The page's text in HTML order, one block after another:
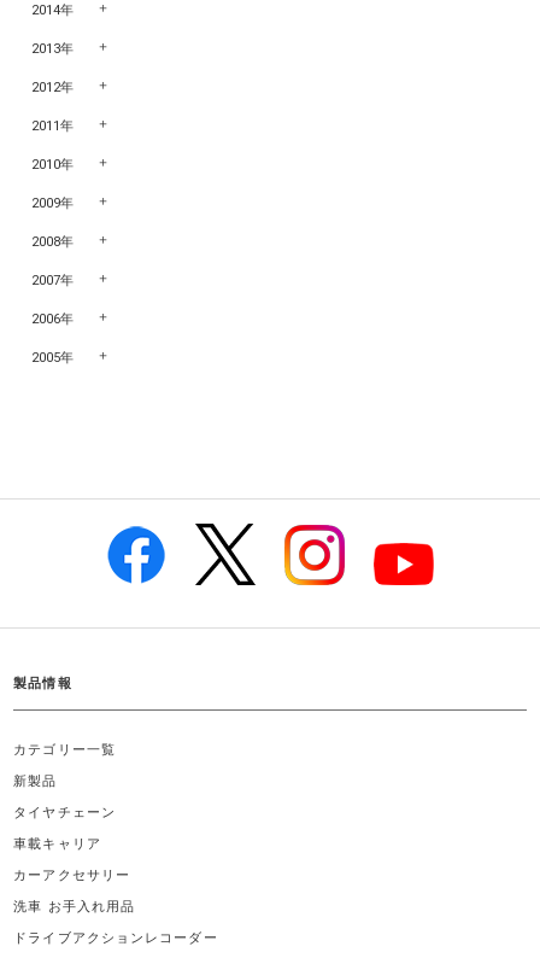
2014年
2013年
2012年
2011年
2010年
2009年
2008年
2007年
2006年
2005年
製品情報
カテゴリー一覧
新製品
タイヤチェーン
車載キャリア
カーアクセサリー
洗車 お手入れ用品
ドライブアクションレコーダー